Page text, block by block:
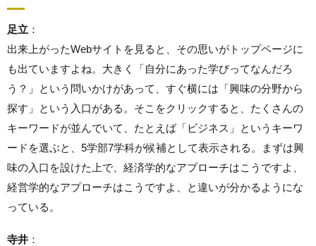
足立 ：
出来上がったWebサイトを見ると、その思いがトップページに
も出ていますよね。大きく「自分にあった学びってなんだろ
う？」という問いかけがあって、すぐ横には「興味の分野から
探す」という入口がある。そこをクリックすると、たくさんの
キーワードが並んでいて、たとえば「ビジネス」というキーワ
ードを選ぶと、5学部7学科が候補として表示される。まずは興
味の入口を設けた上で、経済学的なアプローチはこうですよ、
経営学的なアプローチはこうですよ、と違いが分かるようにな
っている。
寺井 ：